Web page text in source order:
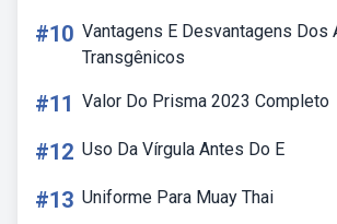
#10 Vantagens E Desvantagens Dos
Transgênicos
#11 Valor Do Prisma 2023 Completo
#12 Uso Da Vírgula Antes Do E
#13 Uniforme Para Muay Thai